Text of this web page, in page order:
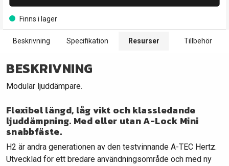
Finns i lager
Beskrivning Specifikation Resurser Tillbehör
BESKRIVNING
Modulär ljuddämpare.
Flexibel längd, låg vikt och klassledande
ljuddämpning. Med eller utan A-Lock Mini
snabbfäste.
H2 är andra generationen av den testvinnande A-TEC Hertz.
Utvecklad för ett bredare användningsområde och med ny